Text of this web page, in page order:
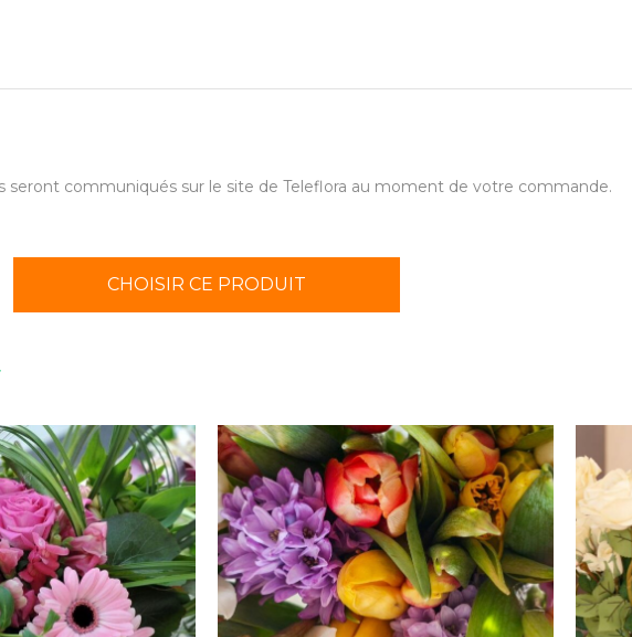
seront communiqués sur le site de Teleflora au moment de votre commande.
CHOISIR CE PRODUIT